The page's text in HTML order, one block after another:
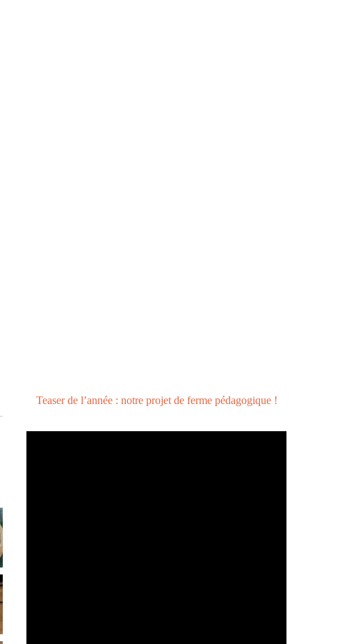
Teaser de l’année : notre projet de ferme pédagogique !